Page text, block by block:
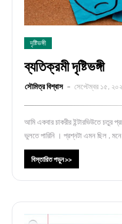
দৃষ্টিভঙ্গী
ব্যতিক্রমী দৃষ্টিভঙ্গী
সৌমিত্র বিশ্বাস সেপ্টেম্বর ১৫,
আমি একবার চাকরীর ইন্টারভিউতে চতুর
ভুলতে পারিনি । প্রশ্নটা এমন ছিল ,
বিস্তারিত পড়ুন >>